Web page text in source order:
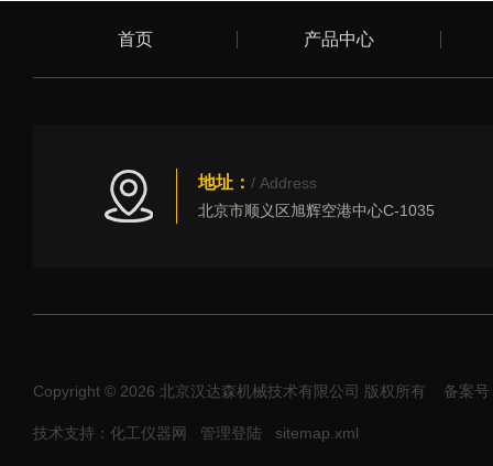
首页 产品中心
地址： / Address
北京市顺义区旭辉空港中心C-1035
Copyright © 2026 北京汉达森机械技术有限公司 版权所有 备案
技术支持：化工仪器网 管理登陆 sitemap.xml